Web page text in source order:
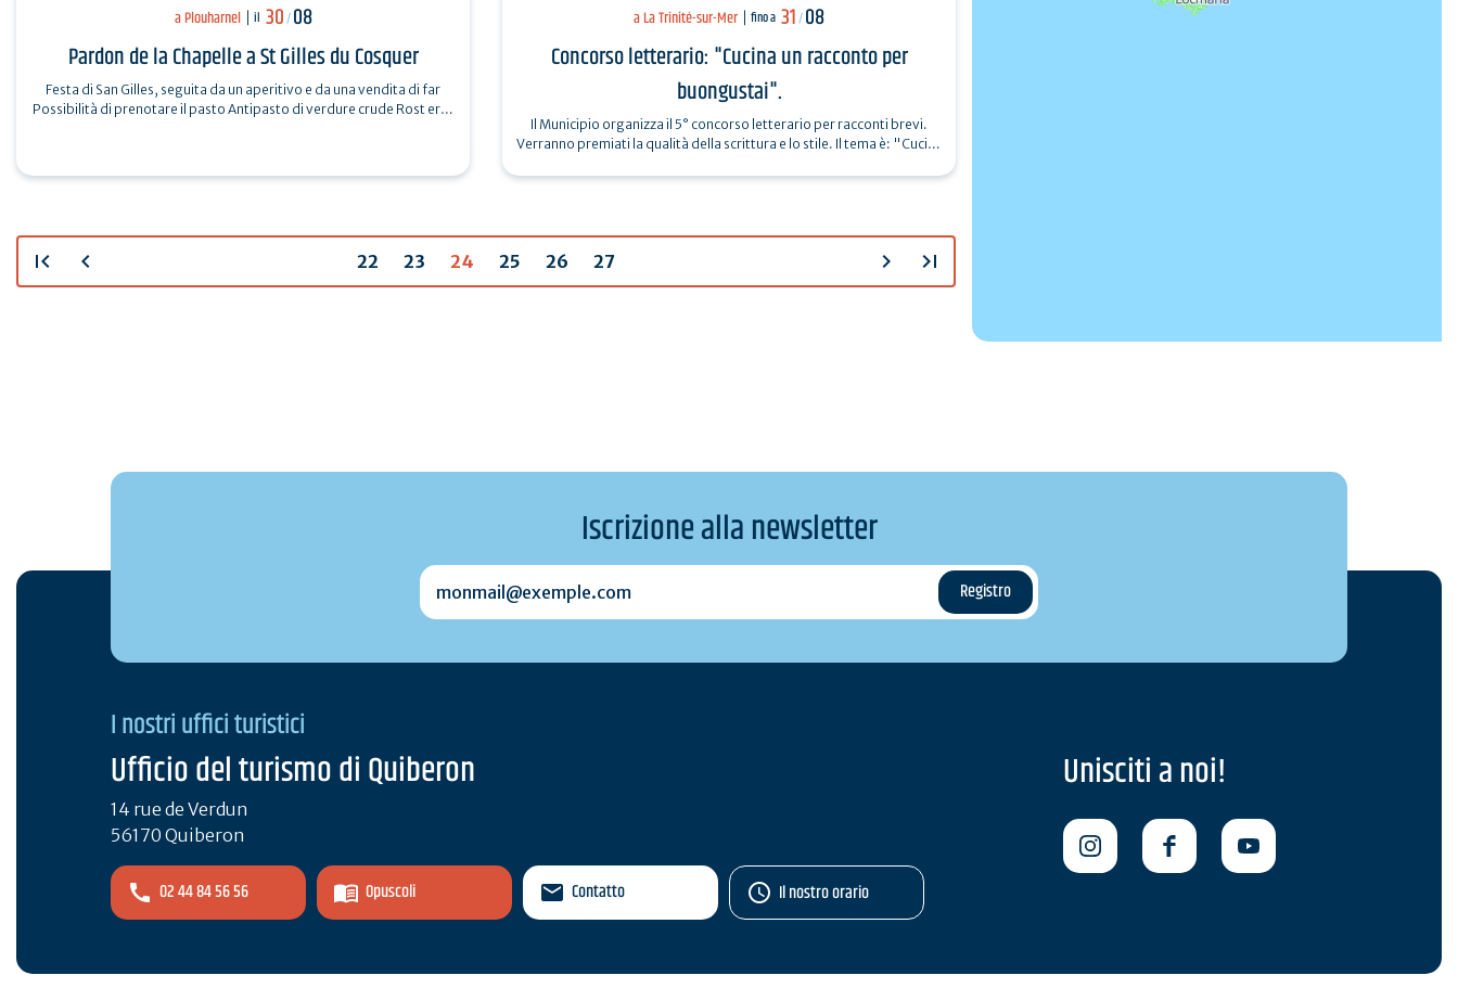
a Plouharnel il 30/ 08
Pardon de la Chapelle a St Gilles du Cosquer
Festa di San Gilles, seguita da un aperitivo e da una vendita di far
Possibilità di prenotare il pasto Antipasto di verdure crude Rost er…
a La Trinité-sur-Mer fino a 31/08
Concorso letterario: "Cucina un racconto per
buongustai".
Il Municipio organizza il 5° concorso letterario per racconti brevi.
Verranno premiati la qualità della scrittura e lo stile. Il tema è: "Cucina
first_page chevron_left 22 23 24 25 26 27 chevron_right last_page
Iscrizione alla newsletter
monmail@exemple.com
I nostri uffici turistici
Ufficio del turismo di Quiberon
14 rue de Verdun
56170 Quiberon
02 44 84 56 56 Opuscoli Contatto Il nostro orario
Unisciti a noi!